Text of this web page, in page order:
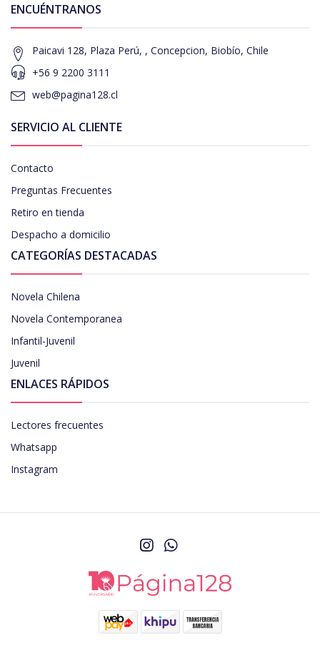
ENCUÉNTRANOS
Paicavi 128, Plaza Perú, , Concepcion, Biobío, Chile
+56 9 2200 3111
web@pagina128.cl
SERVICIO AL CLIENTE
Contacto
Preguntas Frecuentes
Retiro en tienda
Despacho a domicilio
CATEGORÍAS DESTACADAS
Novela Chilena
Novela Contemporanea
Infantil-Juvenil
Juvenil
ENLACES RÁPIDOS
Lectores frecuentes
Whatsapp
Instagram